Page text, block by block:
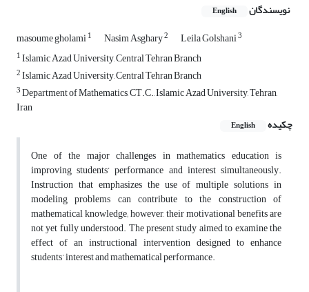
نویسندگان English
masoume gholami1 Nasim Asghary2 Leila Golshani3
1Islamic Azad University, Central Tehran Branch
2Islamic Azad University, Central Tehran Branch
3Department of Mathematics, CT.C., Islamic Azad University, Tehran,
Iran
چکیده
English
One of the major challenges in mathematics education is
improving students’ performance and interest simultaneously.
Instruction that emphasizes the use of multiple solutions in
modeling problems can contribute to the construction of
mathematical knowledge; however, their motivational benefits are
not yet fully understood. The present study aimed to examine the
effect of an instructional intervention designed to enhance
students’ interest and mathematical performance.